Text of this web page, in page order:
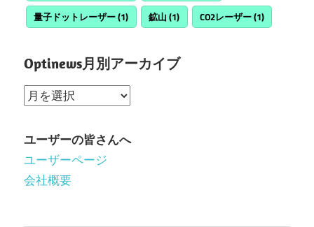
量子ドットレーザー(1) 鉱山 (1) CO2レーザー(1)
Optinews月別アーカイブ
Optinews
別
ア
ー
ユーザーの皆さんへ
ユーザーページ
会社概要